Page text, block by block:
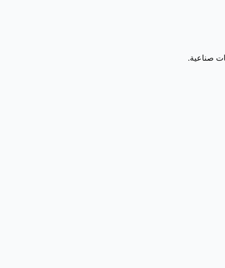
صناعية.